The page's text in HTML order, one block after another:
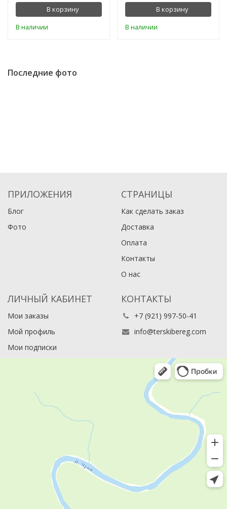
В корзину
В наличии
В корзину
В наличии
Последние фото
ПРИЛОЖЕНИЯ
Блог
Фото
СТРАНИЦЫ
Как сделать заказ
Доставка
Оплата
Контакты
О нас
ЛИЧНЫЙ КАБИНЕТ
Мои заказы
Мой профиль
Мои подписки
КОНТАКТЫ
+7 (921) 997-50-41
info@terskibereg.com